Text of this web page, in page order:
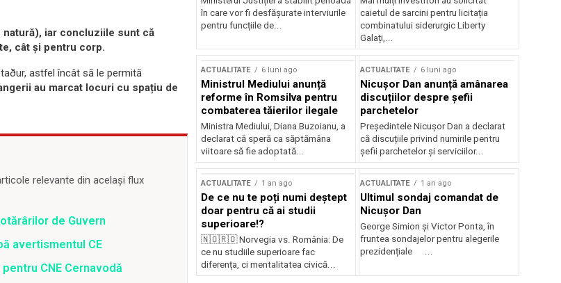
natură), iar concluziile sunt că
cât și pentru corp.
astfel încât să le permită
au marcat locuri cu spațiu de
relevante din același flux
de Guvern
avertismentul CE
CNE Cernavodă
în care vor fi desfășurate interviurile
pentru funcțiile de...
caietul de sarcini pentru licitația
combinatului siderurgic Liberty
Galați,...
ACTUALITATE 6 luni ago
Ministrul Mediului anunță
reforme în Romsilva pentru
combaterea tăierilor ilegale
Ministra Mediului, Diana Buzoianu, a
declarat că speră ca săptămâna
viitoare să fie adoptată...
ACTUALITATE 6 luni ago
Nicușor Dan anunță amânarea
discuțiilor despre șefii
parchetelor
Președintele Nicușor Dan a declarat
că discuțiile privind numirile pentru
șefii parchetelor și serviciilor...
ACTUALITATE 1 an ago
De ce nu te poți numi deștept
doar pentru că ai studii
superioare!?
🇳🇴🇷🇴 Norvegia vs. România: De
ce nu studiile superioare fac
diferența, ci mentalitatea civică...
ACTUALITATE 1 an ago
Ultimul sondaj comandat de
Nicușor Dan
George Simion și Victor Ponta, în
fruntea sondajelor pentru alegerile
prezidențiale ...